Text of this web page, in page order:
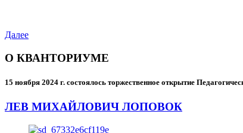
Далее
О КВАНТОРИУМЕ
15 ноября 2024 г. состоялось торжественное открытие
ЛЕВ МИХАЙЛОВИЧ ЛОПОВОК